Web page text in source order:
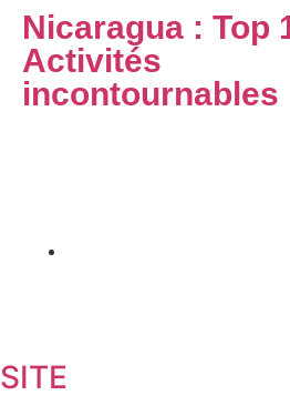
Nicaragua : Top
Activités
incontournables
SITE